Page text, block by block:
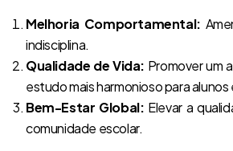
Melhoria Comportamental:
indisciplina.
Qualidade de Vida: Promover um
estudo mais harmonioso para
Bem-Estar Global: Elevar a
comunidade escolar.